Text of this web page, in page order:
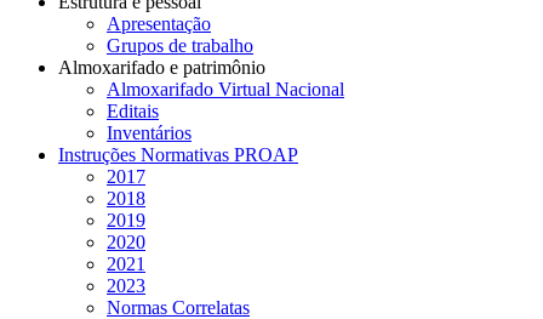
Apresentação
Grupos de trabalho
Almoxarifado e patrimônio
Almoxarifado Virtual Nacional
Editais
Inventários
Instruções Normativas PROAP
2017
2018
2019
2020
2021
2023
Normas Correlatas